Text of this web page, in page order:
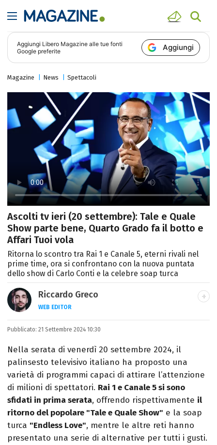
Aggiungi Libero Magazine alle tue fonti
Google preferite
Aggiungi
Magazine News Spettacoli
Ascolti tv ieri (20 settembre): Tale e Quale
Show parte bene, Quarto Grado fa il botto e
Affari Tuoi vola
Ritorna lo scontro tra Rai 1 e Canale 5, eterni rivali nel
prime time, ora si confrontano con la nuova puntata
dello show di Carlo Conti e la celebre soap turca
Riccardo Greco
WEB EDITOR
LINKEDIN
Si avvicina all'editoria studiando all'IED
come Fashion Editor. Si specializza poi in
Comunicazione digitale, Giornalismo e
Nuovi media presso La Sapienza,
collaborando con alcune testate ed uffici
stampa.
Pubblicato: 21 Settembre 2024 10:30
Nella serata di venerdì 20 settembre 2024, il
palinsesto televisivo italiano ha proposto una
varietà di programmi capaci di attirare l’attenzione
di milioni di spettatori. Rai 1 e Canale 5 si sono
sfidati in prima serata, offrendo rispettivamente il
ritorno del popolare "Tale e Quale Show" e la soap
turca "Endless Love", mentre le altre reti hanno
presentato una serie di alternative per tutti i gusti.